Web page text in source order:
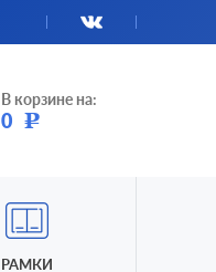
В корзине на:
0Р
РАМКИ